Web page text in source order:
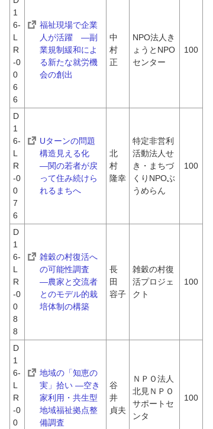
1
6-
L
R
-0
0
6
6
福祉現場で企業
人が活躍　―副
業規制緩和によ
る新たな就労機
会の創出
中
村
正
NPO法人き
ょうとNPO
センター
100
D
1
6-
L
R
-0
0
7
6
Uターンの問題
構造見える化
―関の若者が戻
って住み続けら
れるまちへ
北
村
隆幸
特定非営利
活動法人せ
き・まちづ
くりNPOぶ
うめらん
100
D
1
6-
L
R
-0
0
8
8
雑穀の村復活へ
の可能性調査
―農家と交流者
とのモデル的栽
培体制の構築
長
田
容子
雑穀の村復
活プロジェ
クト
100
D
1
6-
L
R
-0
0
地域の「知恵の
実」拾い ―空き
家利用・共生型
地域福祉拠点整
備調査
谷
井
貞夫
ＮＰＯ法人
北見ＮＰＯ
サポートセ
ンタ
100